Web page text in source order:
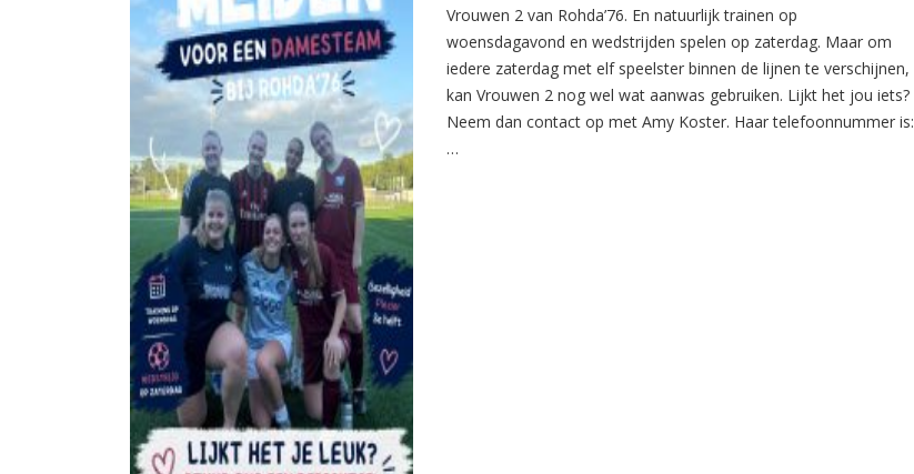
Vrouwen 2 van Rohda’76. En natuurlijk trainen op
woensdagavond en wedstrijden spelen op zaterdag. Maar om
iedere zaterdag met elf speelster binnen de lijnen te verschijnen,
kan Vrouwen 2 nog wel wat aanwas gebruiken. Lijkt het jou iets?
Neem dan contact op met Amy Koster. Haar telefoonnummer is:
…